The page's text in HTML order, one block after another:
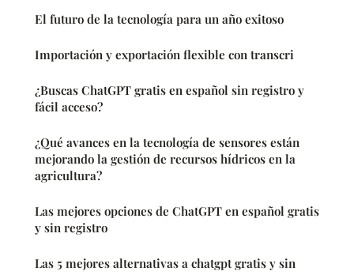
El futuro de la tecnología para un año exitoso
Importación y exportación flexible con transcri
¿Buscas ChatGPT gratis en español sin registro y
fácil acceso?
¿Qué avances en la tecnología de sensores están
mejorando la gestión de recursos hídricos en la
agricultura?
Las mejores opciones de ChatGPT en español gratis
y sin registro
Las 5 mejores alternativas a chatgpt gratis y sin